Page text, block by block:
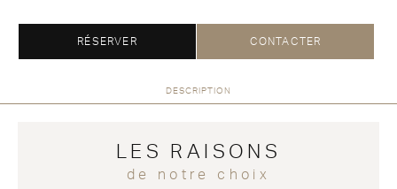
RÉSERVER CONTACTER
DESCRIPTION
LES RAISONS
de notre choix